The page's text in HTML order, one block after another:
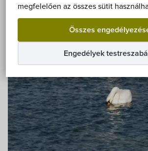
megfelelően az összes sütit
Összes
Engedélyek
Hírek
Képviselő-testület
Választási információk